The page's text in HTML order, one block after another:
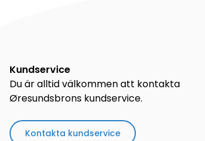
Kundservice
Du är alltid välkommen att kontakta
Øresundsbrons kundservice.
Kontakta kundservice